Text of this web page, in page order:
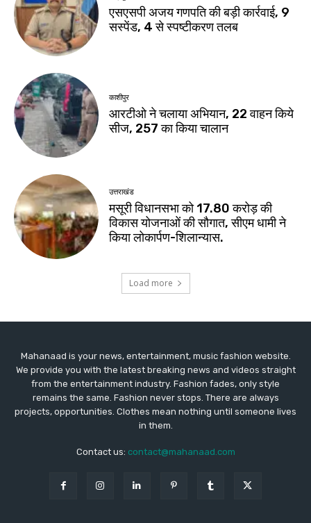
Mahanaad is your news, entertainment, music fashion website.
We provide you with the latest breaking news and videos straight
from the entertainment industry. Fashion fades, only style
remains the same. Fashion never stops. There are always
projects, opportunities. Clothes mean nothing until someone lives
in them.
Contact us: contact@mahanaad.com